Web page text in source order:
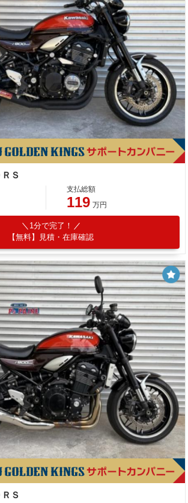
Ｓ
支払総額
119 万円
1分で完了！
【無料】見積・在庫確認
Ｓ